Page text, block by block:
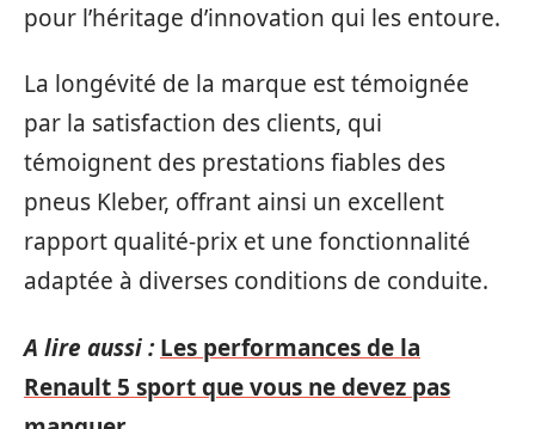
pour l’héritage d’innovation qui les entoure.
La longévité de la marque est témoignée
par la satisfaction des clients, qui
témoignent des prestations fiables des
pneus Kleber, offrant ainsi un excellent
rapport qualité-prix et une fonctionnalité
adaptée à diverses conditions de conduite.
A lire aussi : Les performances de la
Renault 5 sport que vous ne devez pas